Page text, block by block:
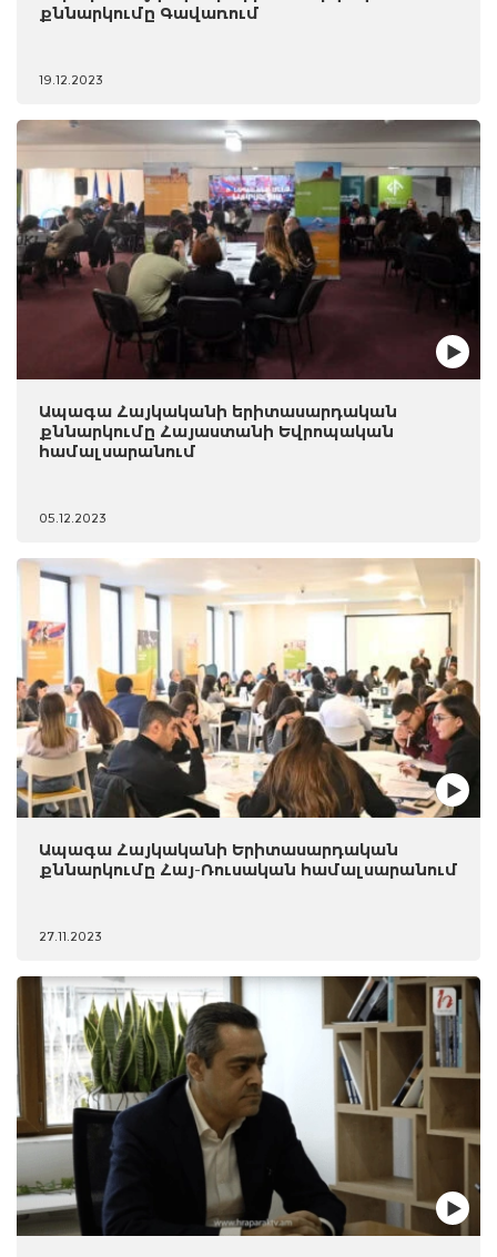
քննարկումը Գավառում
19.12.2023
Ապագա Հայկականի երիտասարդական
քննարկումը Հայաստանի Եվրոպական
համալսարանում
05.12.2023
Ապագա Հայկականի Երիտասարդական
քննարկումը Հայ-Ռուսական համալսարանում
27.11.2023